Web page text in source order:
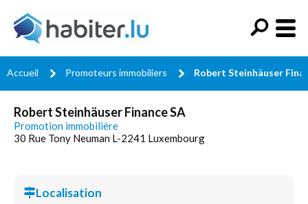
Accueil Promoteurs immobiliers Robert Steinhäuser
Robert Steinhäuser Finance SA
Promotion immobilière
30 Rue Tony Neuman L-2241 Luxembourg
Localisation